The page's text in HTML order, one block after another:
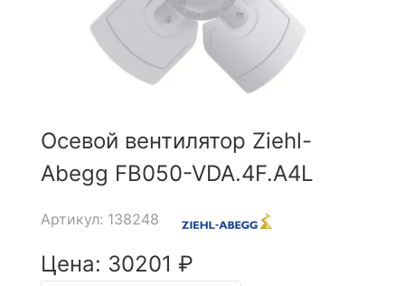
Осевой вентилятор Ziehl-
Abegg FB050-VDA.4F.A4L
Артикул: 138248
Цена: 30201 ₽